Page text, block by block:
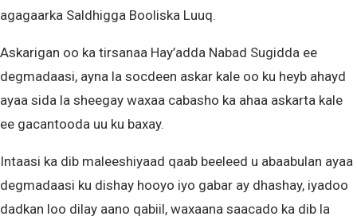
agagaarka Saldhigga Booliska Luuq.
Askarigan oo ka tirsanaa Hay’adda Nabad Sugidda ee
degmadaasi, ayna la socdeen askar kale oo ku heyb ahayd
ayaa sida la sheegay waxaa cabasho ka ahaa askarta kale
ee gacantooda uu ku baxay.
Intaasi ka dib maleeshiyaad qaab beeleed u abaabulan ayaa
degmadaasi ku dishay hooyo iyo gabar ay dhashay, iyadoo
dadkan loo dilay aano qabiil, waxaana saacado ka dib la